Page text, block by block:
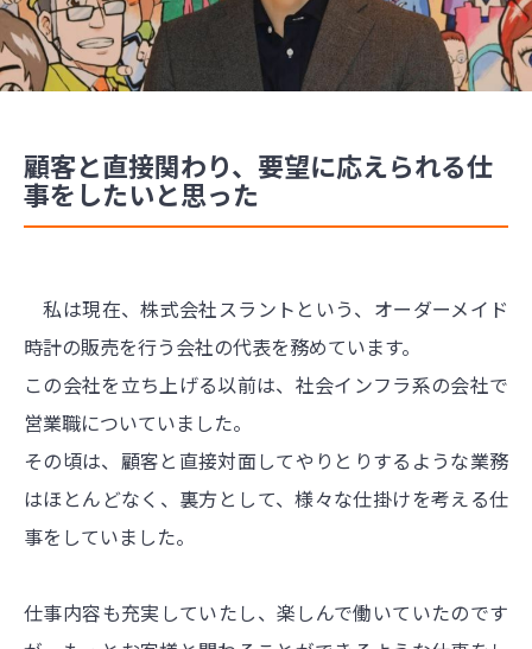
顧客と直接関わり、要望に応えられる仕
事をしたいと思った
私は現在、株式会社スラントという、オーダーメイド
時計の販売を行う会社の代表を務めています。
この会社を立ち上げる以前は、社会インフラ系の会社で
営業職についていました。
その頃は、顧客と直接対面してやりとりするような業務
はほとんどなく、裏方として、様々な仕掛けを考える仕
事をしていました。
仕事内容も充実していたし、楽しんで働いていたのです